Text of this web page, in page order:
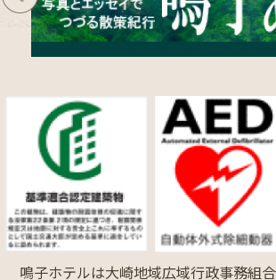
鳴子ホテルは大崎地域広域行政事務組